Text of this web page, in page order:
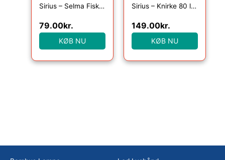
Sirius – Selma Fisk, 20LED lyskæde, Blå, 2m+30cm
79.00kr.
KØB NU
Sirius – Knirke 80 lys, Multi
149.00kr.
KØB NU